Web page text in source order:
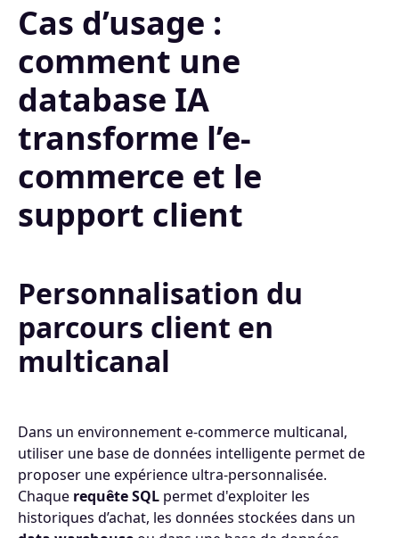
Cas d’usage :
comment une
database IA
transforme l’e-
commerce et le
support client
Personnalisation du
parcours client en
multicanal
Dans un environnement e-commerce multicanal,
utiliser une base de données intelligente permet de
proposer une expérience ultra-personnalisée.
Chaque requête SQL permet d'exploiter les
historiques d’achat, les données stockées dans un